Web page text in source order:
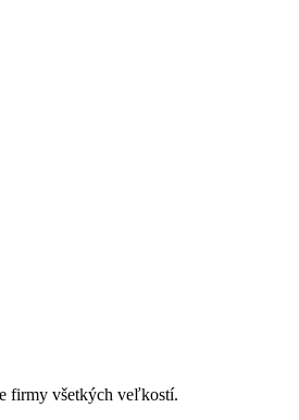
firmy všetkých veľkostí.